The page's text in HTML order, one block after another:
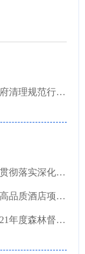
红河州人民政府关于转发云南省人民政府清理规范行政审批中介服务事项决定的通知
红河州人民政府办公室关于印发红河州贯彻落实深化“放管服”改革服务“六稳”“六保”任务分...
红河州人民政府办公室关于成立红河州高品质酒店项目建设工作专班的通知
红河州人民政府办公室关于加快推进2021年度森林督查整改工作的通知